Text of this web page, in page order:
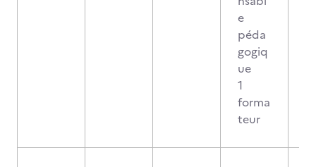
e
péda
gogiq
ue
1
forma
teur